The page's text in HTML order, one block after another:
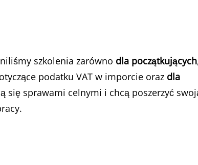
szkolenia zarówno dla początkujących
podatku VAT w imporcie oraz dla
się sprawami celnymi i chcą poszerzyć